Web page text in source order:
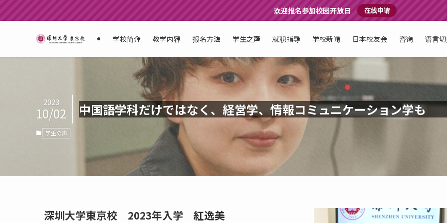
欢迎报名参加校园开放日 在线申请
学校简介 教学内容 报名方法 学生之声 就职指导 学校新闻 日本校友会 咨询 语言
中国語学科だけではなく、経営学、情報コミュニケーション学も
2023
10/02
学生の声
深圳大学東京校 2023年入学 紅逸美